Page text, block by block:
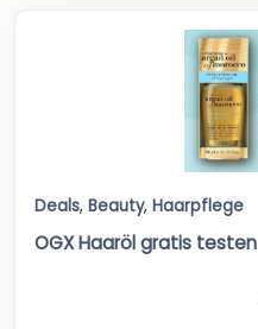
Deals, Beauty, Haarpflege
OGX Haaröl gratis testen